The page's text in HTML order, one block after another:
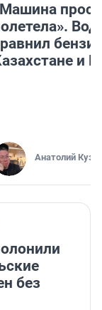
и
Анатолий
без